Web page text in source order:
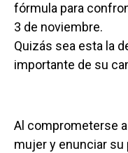
fórmula para
3 de noviembre.
Quizás sea esta la
importante de su
Al comprometerse
mujer y enunciar